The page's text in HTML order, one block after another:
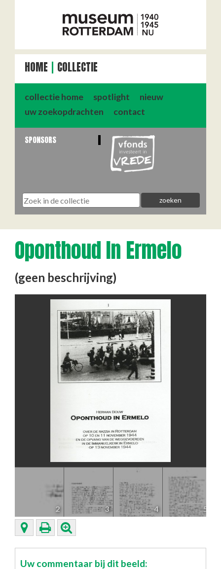
HOME COLLECTIE
collectie home spotlight
nieuw
uw zoekopdrachten
contact
SPONSORS
Oponthoud In Ermelo
(geen beschrijving)
2 3 4 5
Uw commentaar bij dit beeld: